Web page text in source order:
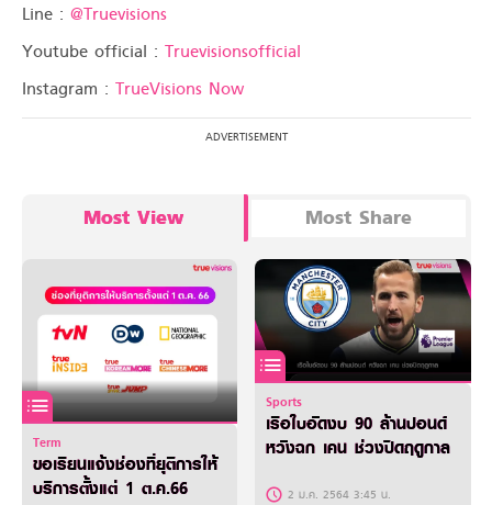
Line : @Truevisions
Youtube official : Truevisionsofficial
Instagram : TrueVisions Now
Most View Most Share
Term
ขอเรียนแจ้งช่องที่ยุติการให้
บริการตั้งแต่ 1 ต.ค.66
Sports
เรือใบอัดงบ 90 ล้านปอนด์
หวังฉก เคน ช่วงปิดฤดูกาล
2 ม.ค. 2564 3:45 น.